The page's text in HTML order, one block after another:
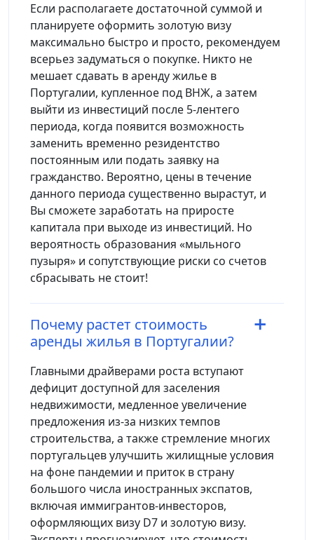
Если располагаете достаточной суммой и
планируете оформить золотую визу
максимально быстро и просто, рекомендуем
всерьез задуматься о покупке. Никто не
мешает сдавать в аренду жилье в
Португалии, купленное под ВНЖ, а затем
выйти из инвестиций после 5-лентего
периода, когда появится возможность
заменить временно резидентство
постоянным или подать заявку на
гражданство. Вероятно, цены в течение
данного периода существенно вырастут, и
Вы сможете заработать на приросте
капитала при выходе из инвестиций. Но
вероятность образования «мыльного
пузыря» и сопутствующие риски со счетов
сбрасывать не стоит!
Почему растет стоимость
аренды жилья в Португалии?
Главными драйверами роста вступают
дефицит доступной для заселения
недвижимости, медленное увеличение
предложения из-за низких темпов
строительства, а также стремление многих
португальцев улучшить жилищные условия
на фоне пандемии и приток в страну
большого числа иностранных экспатов,
включая иммигрантов-инвесторов,
оформляющих визу D7 и золотую визу.